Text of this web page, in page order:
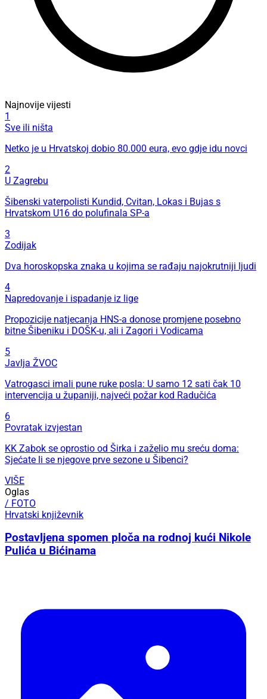
Najnovije vijesti
1
Sve ili ništa
Netko je u Hrvatskoj dobio 80.000 eura, evo gdje idu novci
2
U Zagrebu
Šibenski vaterpolisti Kundid, Cvitan, Lokas i Bujas s
Hrvatskom U16 do polufinala SP-a
3
Zodijak
Dva horoskopska znaka u kojima se rađaju najokrutniji ljudi
4
Napredovanje i ispadanje iz lige
Propozicije natjecanja HNS-a donose promjene posebno
bitne Šibeniku i DOŠK-u, ali i Zagori i Vodicama
5
Javlja ŽVOC
Vatrogasci imali pune ruke posla: U samo 12 sati čak 10
intervencija u županiji, najveći požar kod Radučića
6
Povratak izvjestan
KK Zabok se oprostio od Širka i zaželio mu sreću doma:
Sjećate li se njegove prve sezone u Šibenci?
VIŠE
Oglas
/ FOTO
Hrvatski književnik
Postavljena spomen ploča na rodnoj kući Nikole
Pulića u Bićinama